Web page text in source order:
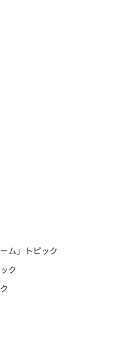
ム」トピック
ク